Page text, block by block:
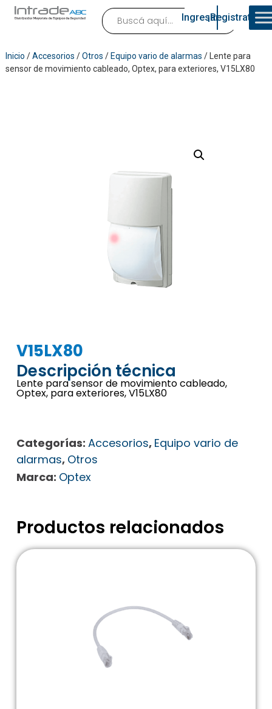
Ingresar¡Registrate!
Inicio /Accesorios /Otros / Equipo vario de alarmas / Lente para
sensor de movimiento cableado, Optex, para exteriores, V15LX80
V15LX80
Descripción técnica
Lente para sensor de movimiento cableado,
Optex, para exteriores, V15LX80
Categorías: Accesorios, Equipo vario de
alarmas, Otros
Marca: Optex
Productos relacionados